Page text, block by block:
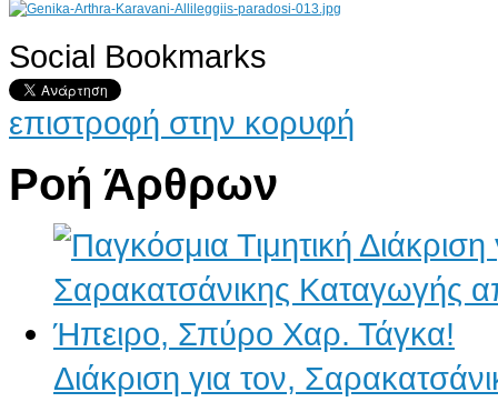
AdmirorGallery 4.5.0, author/s Vasiljevski& Kekeljevic
Social Bookmarks
επιστροφή στην κορυφή
Ροή Άρθρων
Διάκριση για τον,